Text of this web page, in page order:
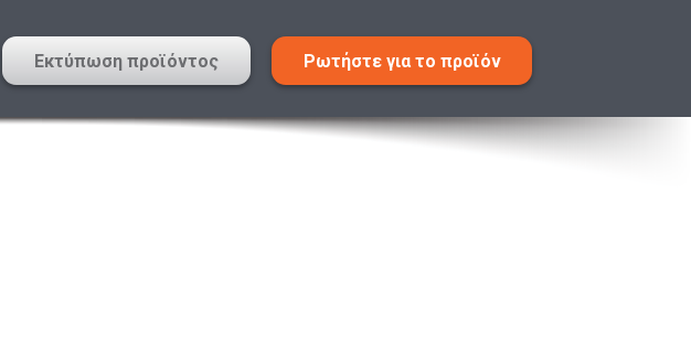
Εκτύπωση προϊόντος Ρωτήστε για το προϊόν